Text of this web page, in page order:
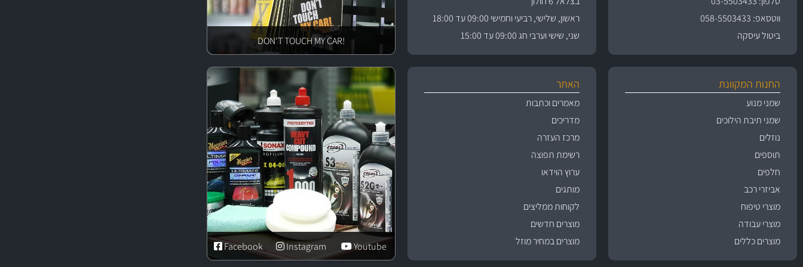
ווטסאפ: 058-5503433
ביטול עיסקה
ראשון, שלישי, רביעי וחמישי 09:00 עד 18:00
שני, שישי וערבי חג 09:00 עד 15:00
!DON'T TOUCH MY CAR
החנות המקוונת
שמני מנוע
שמני תיבת הילוכים
נוזלים
תוספים
חלפים
אביזרי רכב
מוצרי טיפוח
מוצרי עבודה
מוצרים כללים
האתר
מאמרים וכתבות
מדריכים
מרכז העזרה
רשימת תפוצה
ערוץ הוידאו
מותגים
לקוחות ממליצים
מוצרים חדשים
מוצרים במחיר מוזל
Youtube
Instagram
Facebook